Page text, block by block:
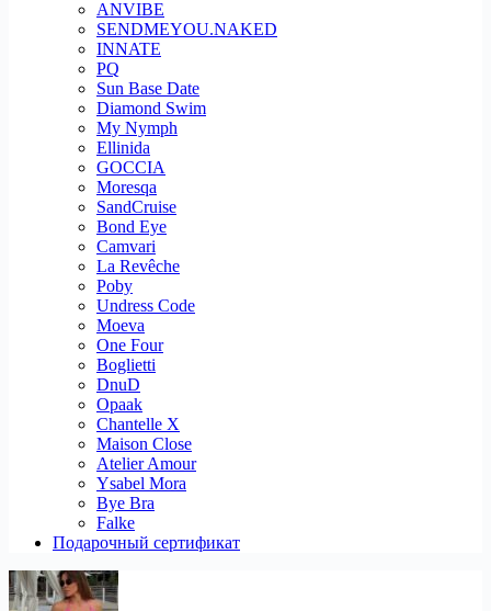
ANVIBE
SENDMEYOU.NAKED
INNATE
PQ
Sun Base Date
Diamond Swim
My Nymph
Ellinida
GOCCIA
Moresqa
SandCruise
Bond Eye
Camvari
La Revêche
Poby
Undress Code
Moeva
One Four
Boglietti
DnuD
Opaak
Chantelle X
Maison Close
Atelier Amour
Ysabel Mora
Bye Bra
Falke
Подарочный сертификат